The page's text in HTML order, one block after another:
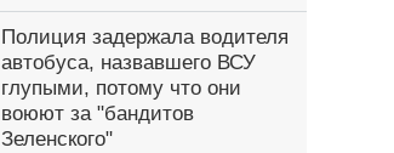
Полиция задержала водителя
автобуса, назвавшего ВСУ
глупыми, потому что они
воюют за "бандитов
Зеленского"